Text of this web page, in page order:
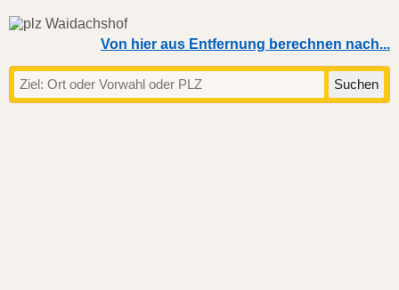
Von hier aus Entfernung berechnen nach...